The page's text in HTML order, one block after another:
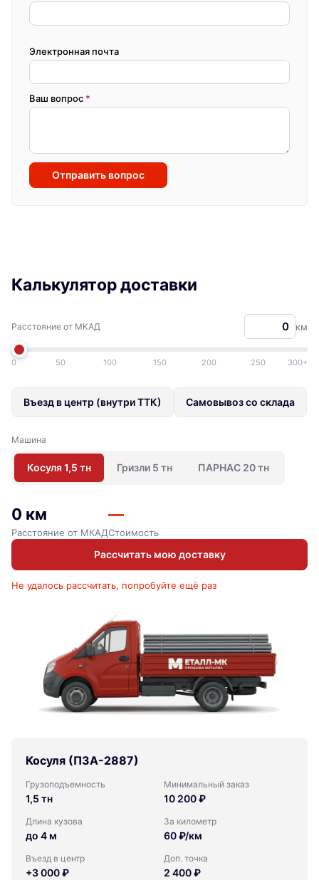
Электронная почта
Ваш вопрос *
Отправить вопрос
Калькулятор доставки
Расстояние от МКАД км
0 50 100 150 200 250 300+
Въезд в центр (внутри ТТК) Самовывоз со склада
Машина
Косуля 1,5 тн Гризли 5 тн ПАРНАС 20 тн
0 км
Расстояние от МКАД
—
Стоимость
Рассчитать мою доставку
Не удалось рассчитать, попробуйте ещё раз
Косуля (ПЗА-2887)
Грузоподъемность
1,5 тн
Минимальный заказ
10 200 ₽
Длина кузова
до 4 м
За километр
60 ₽/км
Въезд в центр
+3 000 ₽
Доп. точка
2 400 ₽